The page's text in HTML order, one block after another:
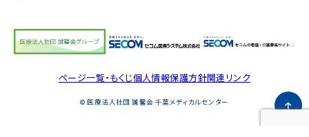
ページ一覧・もくじ個人情報保護方針関連リンク
© 医療法人社団 誠馨会 千葉メディカルセンター